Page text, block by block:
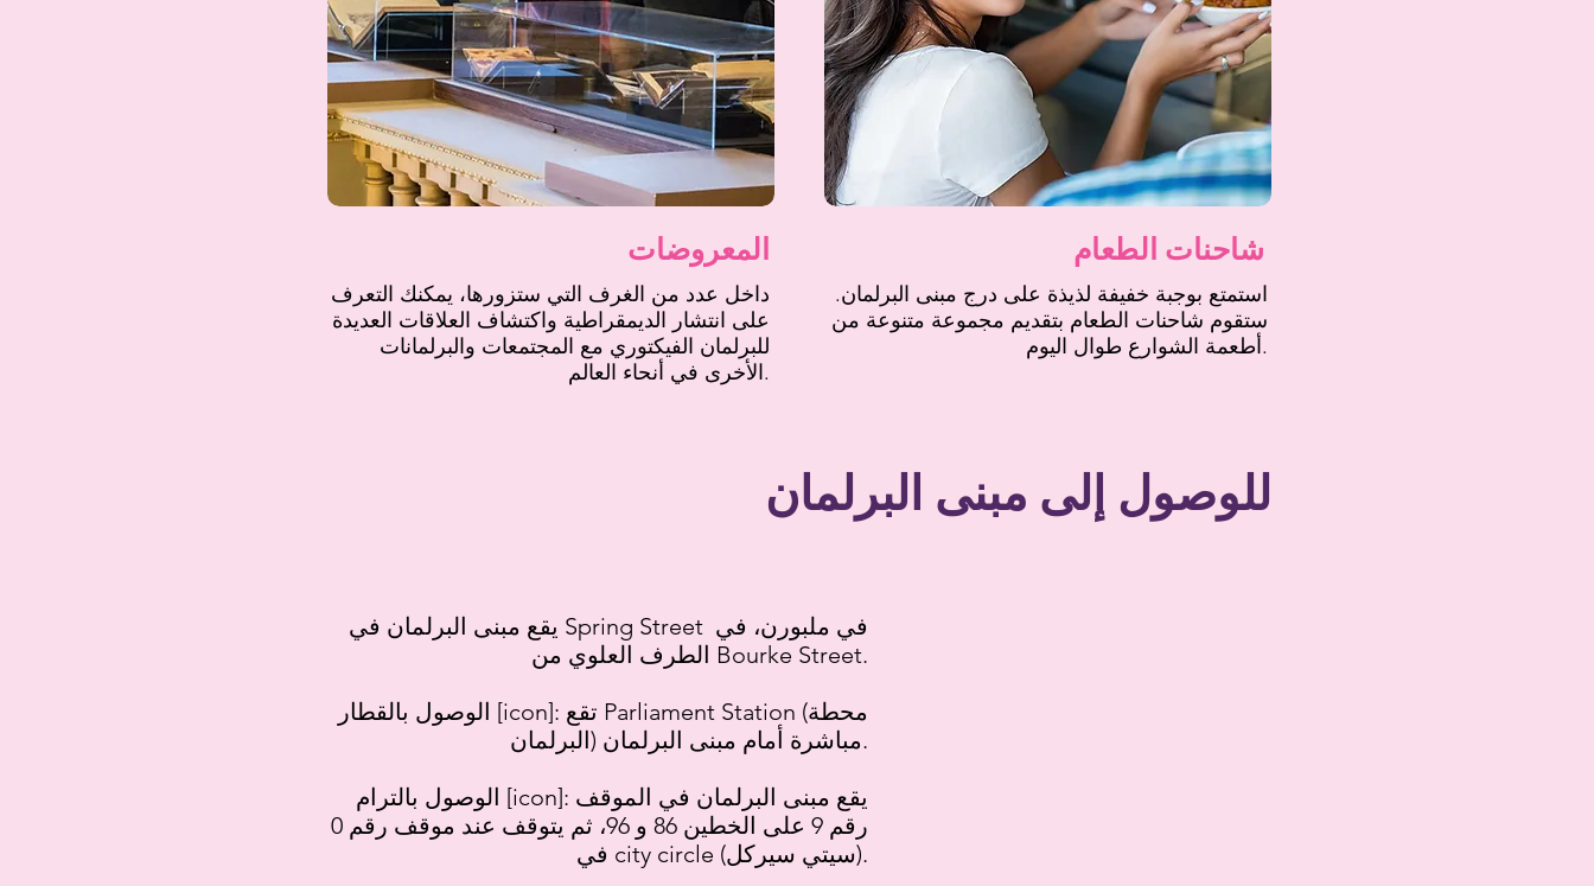
المعروضات
داخل عدد من الغرف التي ستزورها، يمكنك التعرف
على انتشار الديمقراطية واكتشاف العلاقات العديدة
للبرلمان الفيكتوري مع المجتمعات والبرلمانات
الأخرى في أنحاء العالم.
استمتع بوجبة خفيفة لذيذة على درج مبنى البرلمان.
ستقوم شاحنات الطعام بتقديم مجموعة متنوعة من
أطعمة الشوارع طوال اليوم.
للوصول إلى مبنى البرلمان
يقع مبنى البرلمان في Spring Street في ملبورن، في
الطرف العلوي من Bourke Street.
الوصول بالقطار [icon]: تقع Parliament Station (محطة
البرلمان) مباشرة أمام مبنى البرلمان.
رقم 9 على الخطين 86 و 96، ثم يتوقف عند موقف رقم 0
في city circle (سيتي سيركل).